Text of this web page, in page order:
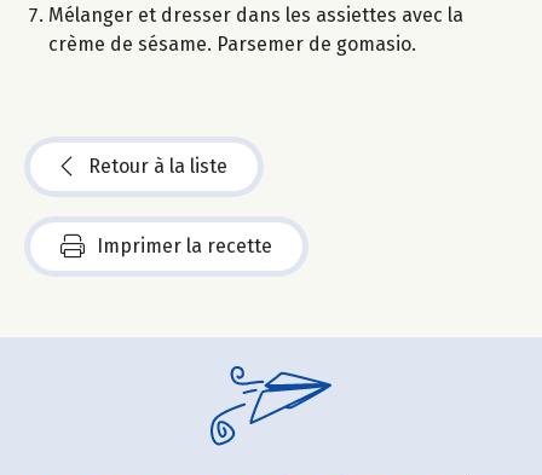
Mélanger et dresser dans les assiettes avec la
crème de sésame. Parsemer de gomasio.
Retour à la liste
Imprimer la recette